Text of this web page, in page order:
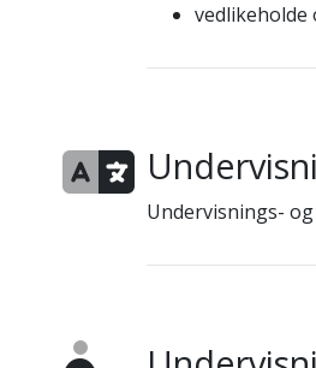
vedlikeholde
Undervisnings-